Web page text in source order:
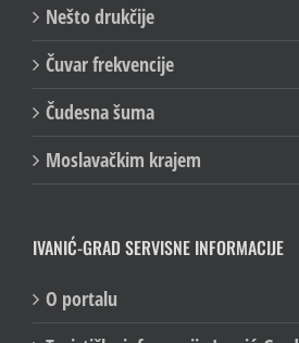
Nešto drukčije
Čuvar frekvencije
Čudesna šuma
Moslavačkim krajem
IVANIĆ-GRAD SERVISNE INFORMACIJE
O portalu